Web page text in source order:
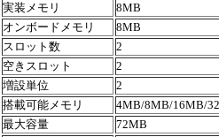
実装メモリ
8MB
オンボードメモリ
8MB
スロット数
2
空きスロット
2
増設単位
2
搭載可能メモリ
4MB/8MB/16MB/
最大容量
72MB